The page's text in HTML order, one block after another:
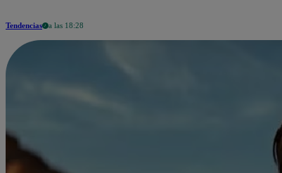
Tendencias a las 18:28